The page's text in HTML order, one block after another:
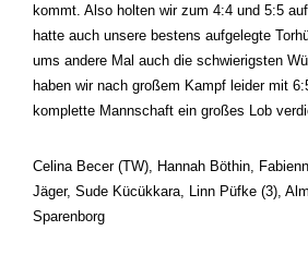
kommt. Also holten wir zum 4:4 und 5:5
hatte auch unsere bestens aufgelegte
ums andere Mal auch die schwierigsten
haben wir nach großem Kampf leider mit
komplette Mannschaft ein großes Lob
Celina Becer (TW), Hannah Böthin,
Jäger, Sude Kücükkara, Linn Püfke (3),
Sparenborg